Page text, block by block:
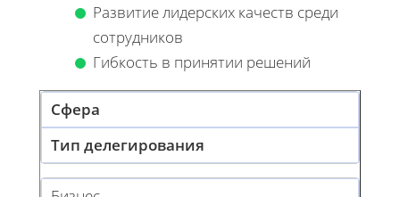
Развитие лидерских качеств среди
сотрудников
Гибкость в принятии решений
Сфера
Тип делегирования